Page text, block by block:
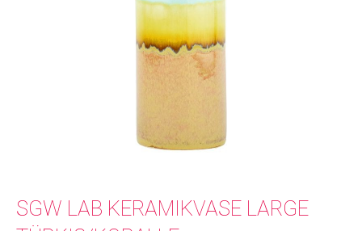
SGW LAB KERAMIKVASE LARGE